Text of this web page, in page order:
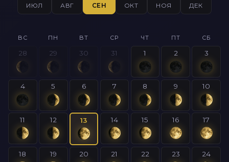
ИЮЛ АВГ СЕН ОКТ НОЯ ДЕК
ВС ПН ВТ СР ЧТ ПТ СБ
28 29 30 31 1 2 3
4 5 6 7 8 9 10
11 12 13 14 15 16 17
18 19 20 21 22 23 24